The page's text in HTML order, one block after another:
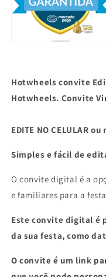
Virtual
Hotwheels
Template
Canva.
Hotwheels convite
Hotwheels. Convite
EDITE NO CELULAR
Simples e fácil de
O convite digital é a
e familiares para a
Este convite digital é
da sua festa, como
O convite é um link